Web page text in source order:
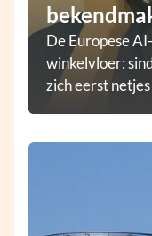
De Europese
winkelvloer:
zich eerst